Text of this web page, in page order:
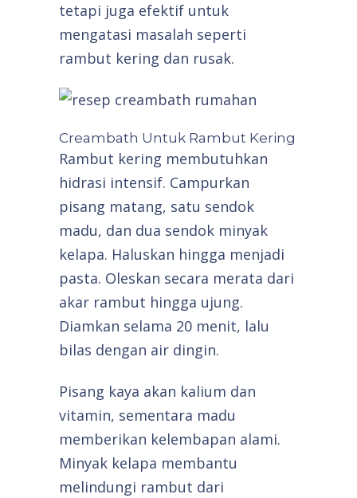
tetapi juga efektif untuk
mengatasi masalah seperti
rambut kering dan rusak.
Creambath Untuk Rambut Kering
Rambut kering membutuhkan
hidrasi intensif. Campurkan
pisang matang, satu sendok
madu, dan dua sendok minyak
kelapa. Haluskan hingga menjadi
pasta. Oleskan secara merata dari
akar rambut hingga ujung.
Diamkan selama 20 menit, lalu
bilas dengan air dingin.
Pisang kaya akan kalium dan
vitamin, sementara madu
memberikan kelembapan alami.
Minyak kelapa membantu
melindungi rambut dari